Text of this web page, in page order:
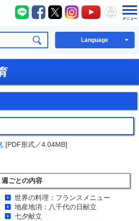
町公式ホームページ
八千代町LINE
八千代町Facebook
八千代町X八千代町Instagram
八千代町
八千
Language
[PDF形式／4.04MB]
週ごとの内容
世界の料理：フランスメニュー
地産地消：八千代の日献立
七夕献立